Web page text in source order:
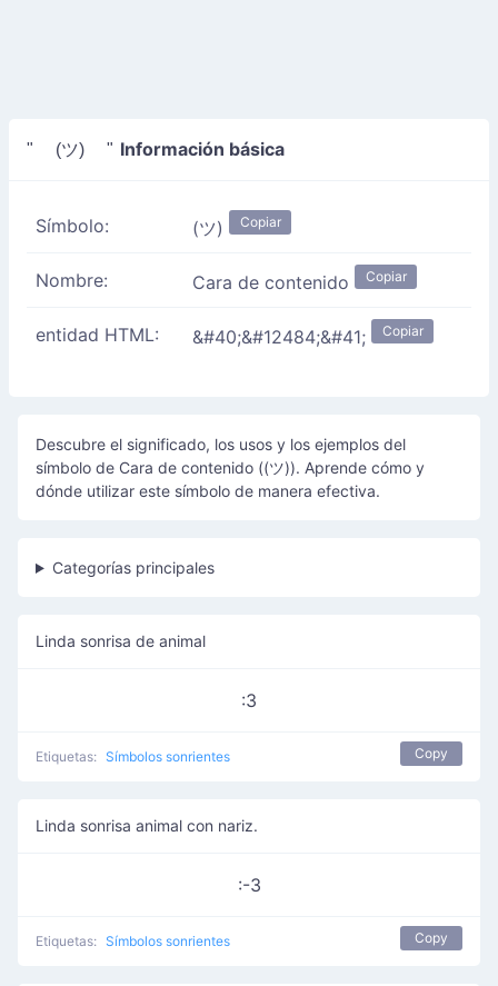
" (ツ) " Información básica
Símbolo: (ツ) Copiar
Nombre: Cara de contenido Copiar
entidad HTML: &#40;&#12484;&#41; Copiar
Descubre el significado, los usos y los ejemplos del
símbolo de Cara de contenido ((ツ)). Aprende cómo y
dónde utilizar este símbolo de manera efectiva.
Categorías principales
Linda sonrisa de animal
:3
Etiquetas: Símbolos sonrientes Copy
Linda sonrisa animal con nariz.
:-3
Etiquetas: Símbolos sonrientes Copy